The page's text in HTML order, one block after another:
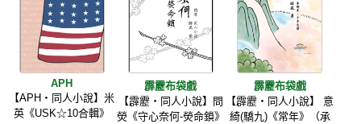
APH
【APH‧同人小說】米
英《USK☆10合輯》
霹靂布袋戲
【霹靂‧同人小說】問
熒《守心奈何-熒命鎖》
霹靂布袋戲
【霹靂‧同人小說】 意
綺(驕九)《常年》（承